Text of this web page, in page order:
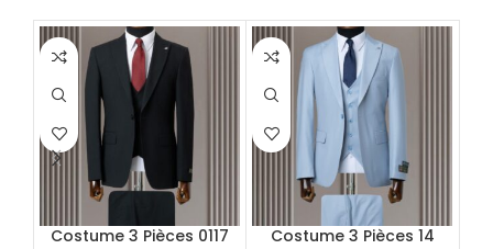
70
Costume 3 Pièces 0117 Costume 3 Pièces 14